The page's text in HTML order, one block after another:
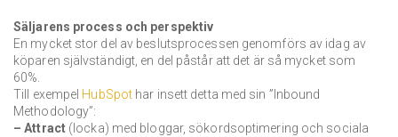
Säljarens process och perspektiv
En mycket stor del av beslutsprocessen genomförs av idag av
köparen självständigt, en del påstår att det är så mycket som
60%.
Till exempel HubSpot har insett detta med sin ”Inbound
Methodology”:
– Attract(locka) med bloggar, sökordsoptimering och sociala